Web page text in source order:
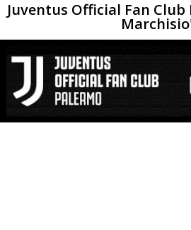
Juventus Official Fan